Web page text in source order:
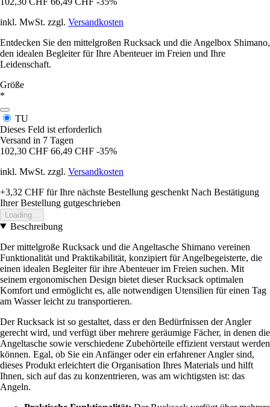
inkl. MwSt. zzgl. Versandkosten
Entdecken Sie den mittelgroßen Rucksack und die Angelbox Shimano,
den idealen Begleiter für Ihre Abenteuer im Freien und Ihre
Leidenschaft.
Größe
*
TU
Dieses Feld ist erforderlich
Versand in 7 Tagen
102,30 CHF 66,49 CHF -35%
inkl. MwSt. zzgl. Versandkosten
+3,32 CHF für Ihre nächste Bestellung geschenkt Nach Bestätigung
Ihrer Bestellung gutgeschrieben
Loading...
Beschreibung
Der mittelgroße Rucksack und die Angeltasche Shimano vereinen
Funktionalität und Praktikabilität, konzipiert für Angelbegeisterte, die
einen idealen Begleiter für ihre Abenteuer im Freien suchen. Mit
seinem ergonomischen Design bietet dieser Rucksack optimalen
Komfort und ermöglicht es, alle notwendigen Utensilien für einen Tag
am Wasser leicht zu transportieren.
Der Rucksack ist so gestaltet, dass er den Bedürfnissen der Angler
gerecht wird, und verfügt über mehrere geräumige Fächer, in denen die
Angeltasche sowie verschiedene Zubehörteile effizient verstaut werden
können. Egal, ob Sie ein Anfänger oder ein erfahrener Angler sind,
dieses Produkt erleichtert die Organisation Ihres Materials und hilft
Ihnen, sich auf das zu konzentrieren, was am wichtigsten ist: das
Angeln.